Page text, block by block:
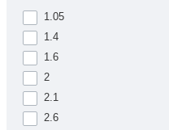
1.05
1.4
1.6
2
2.1
2.6